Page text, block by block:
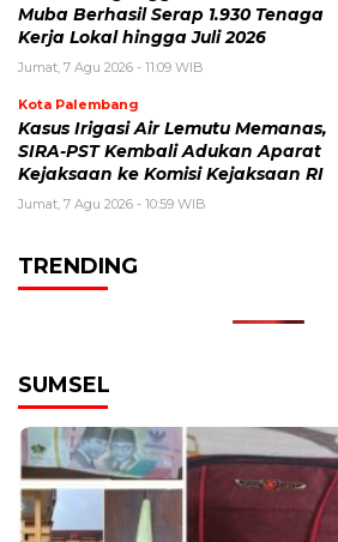
Muba Berhasil Serap 1.930 Tenaga
Kerja Lokal hingga Juli 2026
Jumat, 7 Agu 2026 - 11:09 WIB
Kota Palembang
Kasus Irigasi Air Lemutu Memanas,
SIRA-PST Kembali Adukan Aparat
Kejaksaan ke Komisi Kejaksaan RI
Jumat, 7 Agu 2026 - 10:59 WIB
TRENDING
SUMSEL